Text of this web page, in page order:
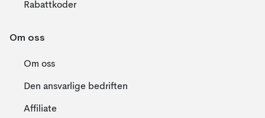
Rabattkoder
Om oss
Om oss
Den ansvarlige bedriften
Affiliate